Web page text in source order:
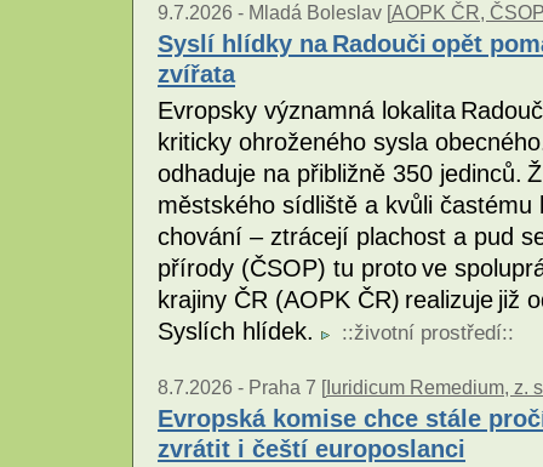
9.7.2026 - Mladá Boleslav [AOPK ČR,
Syslí hlídky na Radouči opět
zvířata
Evropsky významná lokalita
kriticky ohroženého sysla
odhaduje na přibližně 350 jedinců.
městského sídliště a kvůli
chování – ztrácejí plachost a pud
přírody (ČSOP) tu proto ve
krajiny ČR (AOPK ČR) realizuje již
Syslích hlídek.
::životní prostředí::
8.7.2026 - Praha 7 [Iuridicum Remedium, z.
Evropská komise chce stále
zvrátit i čeští europoslanci